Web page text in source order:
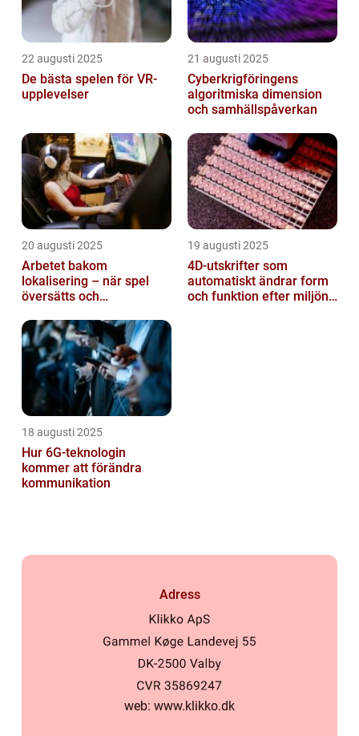
22 augusti 2025
De bästa spelen för VR-
upplevelser
21 augusti 2025
Cyberkrigföringens
algoritmiska dimension
och samhällspåverkan
20 augusti 2025
Arbetet bakom
lokalisering – när spel
översätts och
19 augusti 2025
4D-utskrifter som
automatiskt ändrar form
och funktion efter miljöns
18 augusti 2025
Hur 6G-teknologin
kommer att förändra
kommunikation
Adress
web: www.klikko.dk